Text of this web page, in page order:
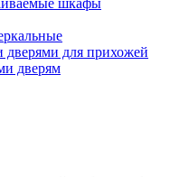
для прихожей
дверям